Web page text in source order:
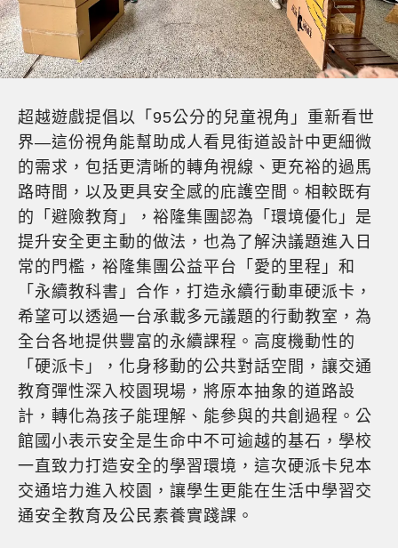
超越遊戲提倡以「95公分的兒童視角」重新看世
界—這份視角能幫助成人看見街道設計中更細微
的需求，包括更清晰的轉角視線、更充裕的過馬
路時間，以及更具安全感的庇護空間。相較既有
的「避險教育」，裕隆集團認為「環境優化」是
提升安全更主動的做法，也為了解決議題進入日
常的門檻，裕隆集團公益平台「愛的里程」和
「永續教科書」合作，打造永續行動車硬派卡，
希望可以透過一台承載多元議題的行動教室，為
全台各地提供豐富的永續課程。高度機動性的
「硬派卡」，化身移動的公共對話空間，讓交通
教育彈性深入校園現場，將原本抽象的道路設
計，轉化為孩子能理解、能參與的共創過程。公
館國小表示安全是生命中不可逾越的基石，學校
一直致力打造安全的學習環境，這次硬派卡兒本
交通培力進入校園，讓學生更能在生活中學習交
通安全教育及公民素養實踐課。